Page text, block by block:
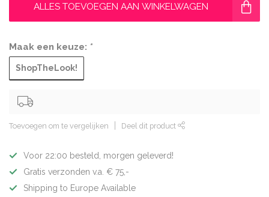
ALLES TOEVOEGEN AAN WINKELWAGEN
Maak een keuze: *
ShopTheLook!
Toevoegen om te vergelijken Deel dit product
Voor 22:00 besteld, morgen geleverd!
Gratis verzonden v.a. € 75,-
Shipping to Europe Available